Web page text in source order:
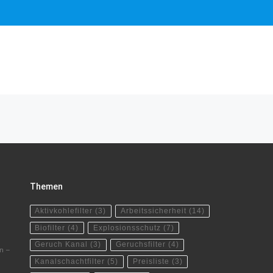
–
Themen
Aktivkohlefilter (3) Arbeitssicherheit (14)
Biofilter (4) Explosionsschutz (7)
Geruch Kanal
(3) Geruchsfilter (4)
Kanalschachtfilter (5) Preisliste (3)